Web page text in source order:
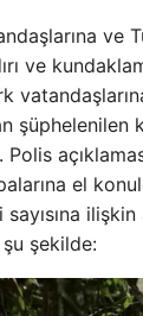
ve
ve
şüphelenilen
el
ilişkin
şu şekilde: